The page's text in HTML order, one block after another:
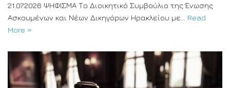
21.07.2026 ΨΗΦΙΣΜΑ Το Διοικητικό Συμβούλιο της Ένωσης
Ασκουμένων και Νέων Δικηγόρων Ηρακλείου με… Read
More »